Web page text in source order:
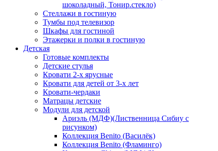
шоколадный, Тонир.стекло)
Стеллажи в гостиную
Тумбы под телевизор
Шкафы для гостиной
Этажерки и полки в гостиную
Детская
Готовые комплекты
Детские стулья
Кровати 2-х ярусные
Кровати для детей от 3-х лет
Кровати-чердаки
Матрацы детские
Модули для детской
Ариэль (МДФ)(Лиственница Сибиу с
рисунком)
Коллекция Benito (Василёк)
Коллекция Benito (Фламинго)